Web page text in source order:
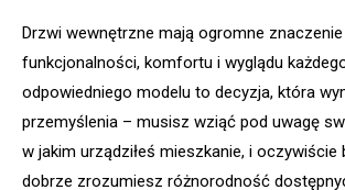
Drzwi wewnętrzne mają ogromne
funkcjonalności, komfortu i wyglądu
odpowiedniego modelu to decyzja, która
przemyślenia – musisz wziąć pod uwagę
w jakim urządziłeś mieszkanie, i oczywiście
dobrze zrozumiesz różnorodność